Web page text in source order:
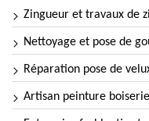
Zingueur et travaux de
Nettoyage et pose de
Réparation pose de
Artisan peinture